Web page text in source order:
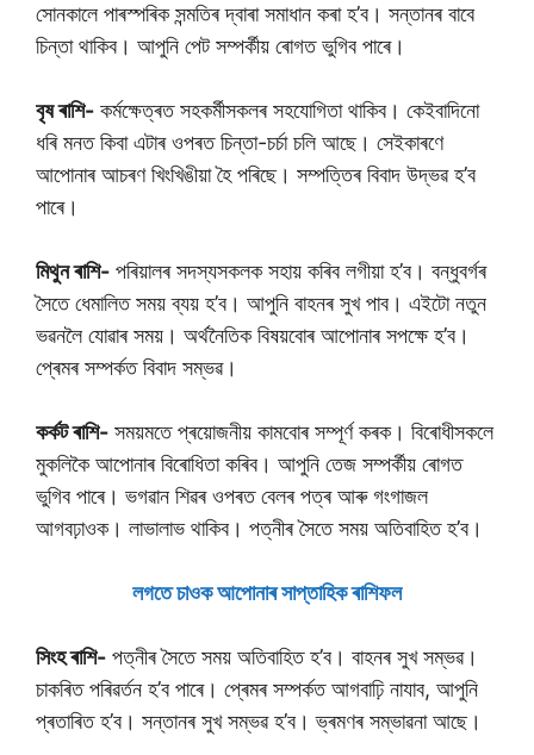
সোনকালে পাৰস্পৰিক সন্মতিৰ দ্বাৰা সমাধান কৰা হ’ব। সন্তানৰ বাবে
চিন্তা থাকিব। আপুনি পেট সম্পৰ্কীয় ৰোগত ভুগিব পাৰে।
বৃষ ৰাশি- কৰ্মক্ষেত্ৰত সহকৰ্মীসকলৰ সহযোগিতা থাকিব। কেইবাদিনো
ধৰি মনত কিবা এটাৰ ওপৰত চিন্তা-চৰ্চা চলি আছে। সেইকাৰণে
আপোনাৰ আচৰণ খিংখিঙীয়া হৈ পৰিছে। সম্পত্তিৰ বিবাদ উদ্ভৱ হ’ব
পাৰে।
মিথুন ৰাশি- পৰিয়ালৰ সদস্যসকলক সহায় কৰিব লগীয়া হ’ব। বন্ধুবৰ্গৰ
সৈতে ধেমালিত সময় ব্যয় হ’ব। আপুনি বাহনৰ সুখ পাব। এইটো নতুন
ভৱনলৈ যোৱাৰ সময়। অৰ্থনৈতিক বিষয়বোৰ আপোনাৰ সপক্ষে হ’ব।
প্ৰেমৰ সম্পৰ্কত বিবাদ সম্ভৱ।
কৰ্কট ৰাশি- সময়মতে প্ৰয়োজনীয় কামবোৰ সম্পূৰ্ণ কৰক। বিৰোধীসকলে
মুকলিকৈ আপোনাৰ বিৰোধিতা কৰিব। আপুনি তেজ সম্পৰ্কীয় ৰোগত
ভুগিব পাৰে। ভগৱান শিৱৰ ওপৰত বেলৰ পত্ৰ আৰু গংগাজল
আগবঢ়াওক। লাভালাভ থাকিব। পত্নীৰ সৈতে সময় অতিবাহিত হ’ব।
লগতে চাওক আপােনাৰ সাপ্তাহিক ৰাশিফল
সিংহ ৰাশি- পত্নীৰ সৈতে সময় অতিবাহিত হ’ব। বাহনৰ সুখ সম্ভৱ।
চাকৰিত পৰিৱৰ্তন হ’ব পাৰে। প্ৰেমৰ সম্পৰ্কত আগবাঢ়ি নাযাব, আপুনি
প্ৰতাৰিত হ’ব। সন্তানৰ সুখ সম্ভৱ হ’ব। ভ্ৰমণৰ সম্ভাৱনা আছে।